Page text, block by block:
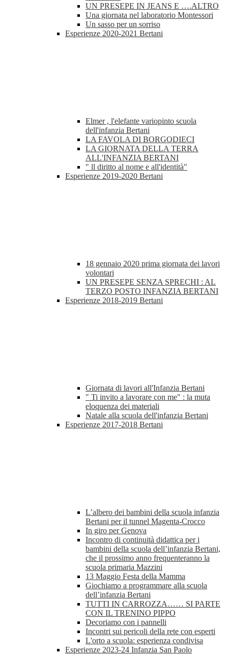
UN PRESEPE IN JEANS E ….ALTRO
Una giornata nel laboratorio Montessori
Un sasso per un sorriso
Esperienze 2020-2021 Bertani
Elmer , l'elefante variopinto scuola
dell'infanzia Bertani
LA FAVOLA DI BORGODIECI
LA GIORNATA DELLA TERRA
ALL'INFANZIA BERTANI
" ll diritto al nome e all'identità"
Esperienze 2019-2020 Bertani
18 gennaio 2020 prima giornata dei lavori
volontari
UN PRESEPE SENZA SPRECHI : AL
TERZO POSTO INFANZIA BERTANI
Esperienze 2018-2019 Bertani
Giornata di lavori all'Infanzia Bertani
" Ti invito a lavorare con me" : la muta
eloquenza dei materiali
Natale alla scuola dell'infanzia Bertani
Esperienze 2017-2018 Bertani
L’albero dei bambini della scuola infanzia
Bertani per il tunnel Magenta-Crocco
In giro per Genova
Incontro di continuità didattica per i
bambini della scuola dell’infanzia Bertani,
che il prossimo anno frequenteranno la
scuola primaria Mazzini
13 Maggio Festa della Mamma
Giochiamo a programmare alla scuola
dell’infanzia Bertani
TUTTI IN CARROZZA…… SI PARTE
CON IL TRENINO PIPPO
Decoriamo con i pannelli
Incontri sui pericoli della rete con esperti
L'orto a scuola: esperienza condivisa
Esperienze 2023-24 Infanzia San Paolo